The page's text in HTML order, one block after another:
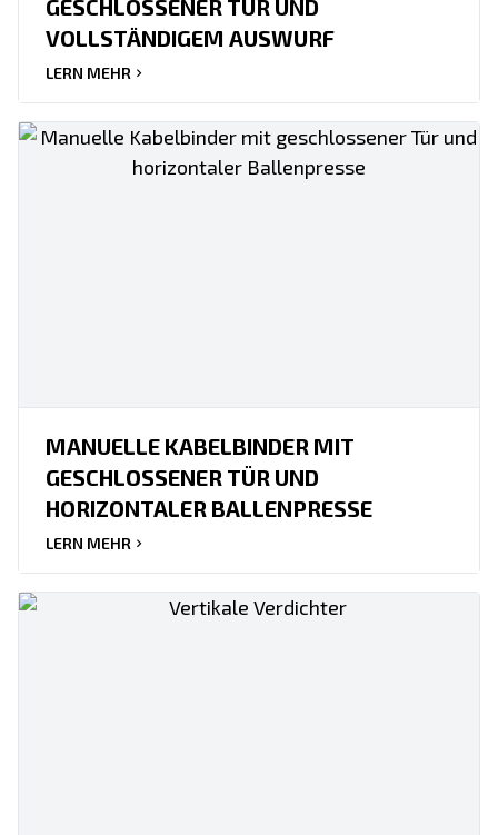
GESCHLOSSENER TÜR UND
VOLLSTÄNDIGEM AUSWURF
LERN MEHR
MANUELLE KABELBINDER MIT
GESCHLOSSENER TÜR UND
HORIZONTALER BALLENPRESSE
LERN MEHR